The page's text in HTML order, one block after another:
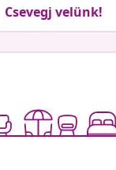
Csevegj velünk!